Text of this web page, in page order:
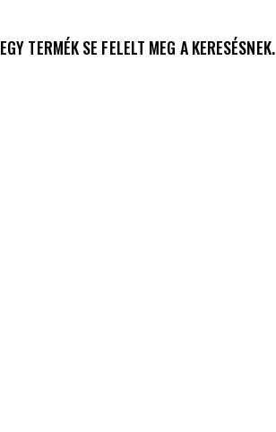
EGY TERMÉK SE FELELT MEG A KERESÉSNEK.